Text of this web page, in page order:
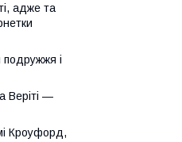
адже та
подружжя і
Веріті —
Кроуфорд,